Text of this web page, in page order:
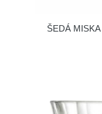
ŠEDÁ